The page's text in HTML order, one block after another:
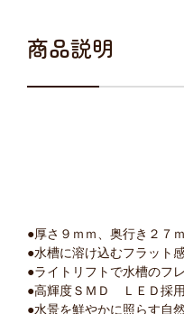
商品説明
●厚さ９ｍｍ、奥行き２７
●水槽に溶け込むフラット
●ライトリフトで水槽のフ
●高輝度ＳＭＤ ＬＥＤ採
●水景を鮮やかに照らす自